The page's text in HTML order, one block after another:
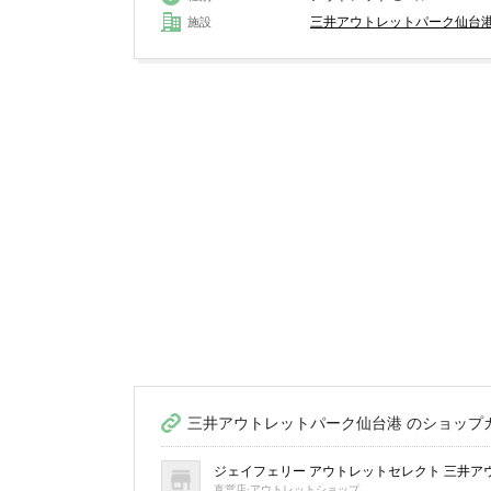
施設 三井アウトレットパーク仙台
三井アウトレットパーク仙台港 のショップ
ジェイフェリー アウトレットセレクト 三井ア